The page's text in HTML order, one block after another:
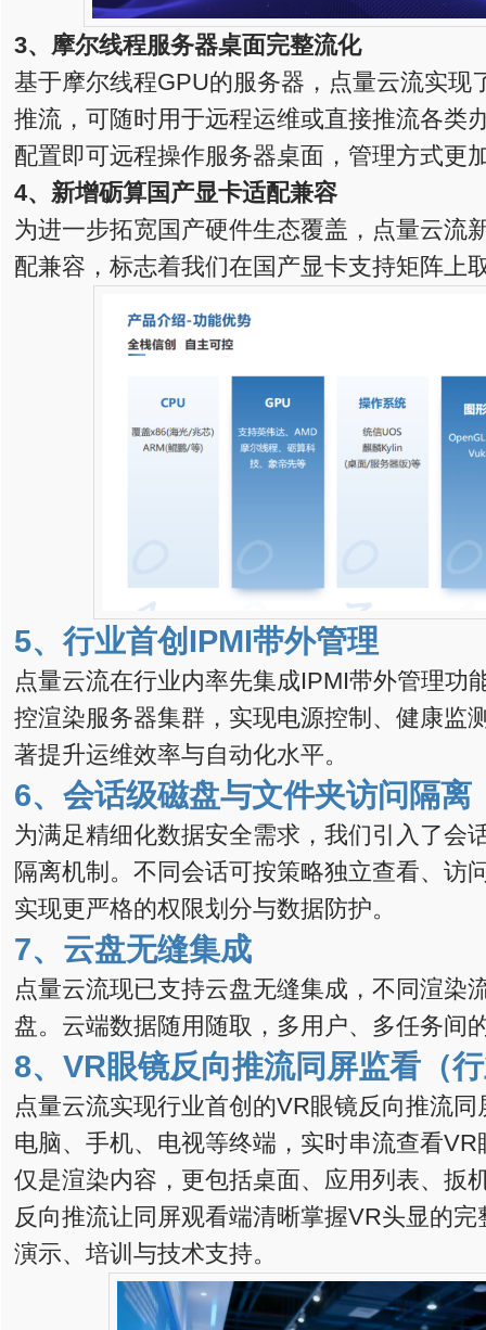
3、 摩尔线程服务器桌面完整流化
基于摩尔线程GPU的服务器，点量云流实现
推流，可随时用于远程运维或直接推流各类
配置即可远程操作服务器桌面，管理方式更
4、新增砺算国产显卡适配兼容
为进一步拓宽国产硬件生态覆盖，点量云流
配兼容，标志着我们在国产显卡支持矩阵上
5、行业首创IPMI带外管理
点量云流在行业内率先集成IPMI带外管理功
控渲染服务器集群，实现电源控制、健康监
著提升运维效率与自动化水平。
6、 会话级磁盘与文件夹访问隔离
为满足精细化数据安全需求，我们引入了会
隔离机制。不同会话可按策略独立查看、访
实现更严格的权限划分与数据防护。
7、 云盘无缝集成
点量云流现已支持云盘无缝集成，不同渲染
盘。云端数据随用随取，多用户、多任务间
8、 VR眼镜反向推流同屏监看（
点量云流实现行业首创的VR眼镜反向推流
电脑、手机、电视等终端，实时串流查看
仅是渲染内容，更包括桌面、应用列表、扳
反向推流让同屏观看端清晰掌握VR头显的
演示、培训与技术支持。